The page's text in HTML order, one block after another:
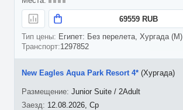
69559 RUB
Египет: Без перелета, Хургада (M)
1297852
12.08.2026, Ср
New Eagles Aqua Park Resort 4* (Хургада)
Junior Suite / 2Adult